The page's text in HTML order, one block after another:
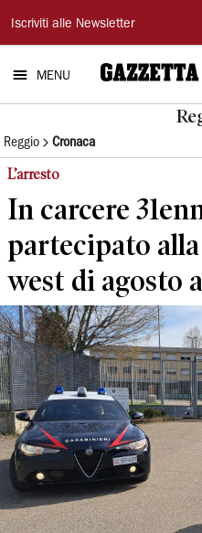
Gazzetta
di
Reggio
Iscriviti alle Newsletter
MENU
Reggio Cronaca
L’arresto
In carcere
partecipato
west di agosto